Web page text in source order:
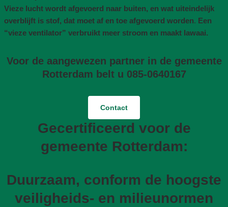
Vieze lucht wordt afgevoerd naar buiten, en wat uiteindelijk
overblijft is stof, dat moet af en toe afgevoerd worden. Een
“vieze ventilator” verbruikt meer stroom en maakt lawaai.
Voor de aangewezen partner in de gemeente
Rotterdam belt u 085-0640167
Contact
Gecertificeerd voor de
gemeente Rotterdam:
Duurzaam, conform de hoogste
veiligheids- en milieunormen